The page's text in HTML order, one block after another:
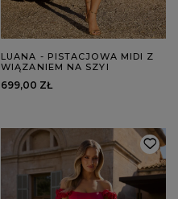
LUANA - PISTACJOWA MIDI Z
WIĄZANIEM NA SZYI
699,00 ZŁ